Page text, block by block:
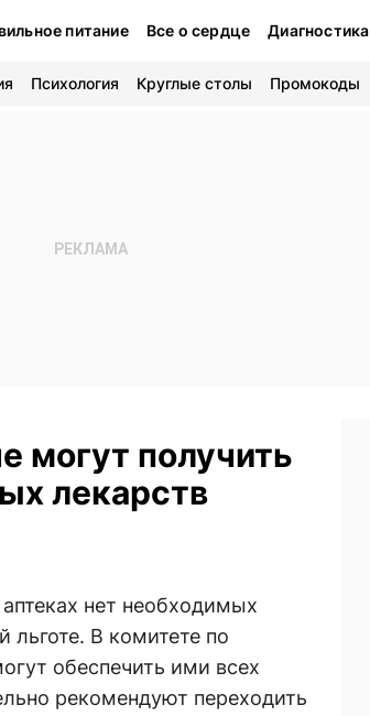
питание Все о сердце Диагностика
Психология Круглые столы Промокоды
могут получить
лекарств
нет необходимых
льготе. В комитете по
обеспечить ими всех
рекомендуют переходить